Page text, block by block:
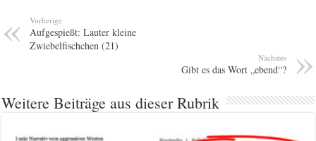
Vorherige
Aufgespießt: Lauter kleine
Zwiebelfischchen (21)
Nächstes
Gibt es das Wort „ebend“?
Weitere Beiträge aus dieser Rubrik